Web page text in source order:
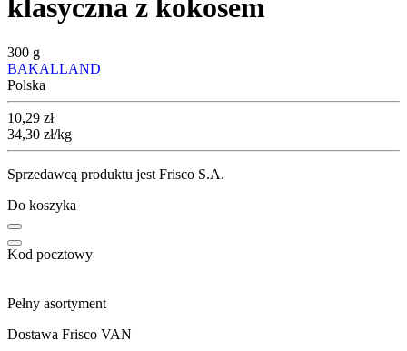
klasyczna z kokosem
300 g
BAKALLAND
Polska
Cena
10,29 zł
34,30 zł/kg
Sprzedawcą produktu jest Frisco S.A.
Do koszyka
Kod pocztowy
Pełny asortyment
Dostawa Frisco VAN